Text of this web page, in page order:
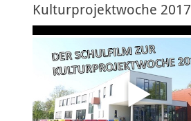
Kulturprojektwoche 2017